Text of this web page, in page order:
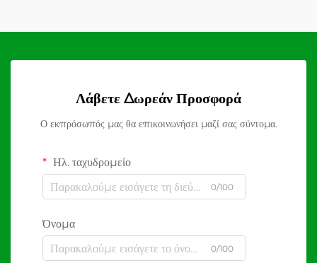
Λάβετε Δωρεάν Προσφορά
Ο εκπρόσωπός μας θα επικοινωνήσει μαζί σας σύντομα.
Ηλ. ταχυδρομείο
0/100
Όνομα
0/100